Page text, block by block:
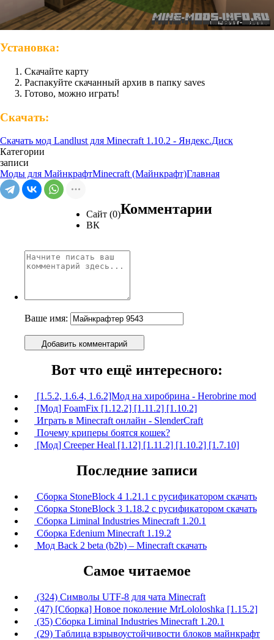
Установка:
Скачайте карту
Распакуйте скачанный архив в папку saves
Готово, можно играть!
Скачать:
Скачать мод Landlust для Minecraft 1.10.2 - Яндекс.Диск
Категории
записи
Моды для МайнкрафтMinecraft (Майнкрафт)Главная
Сайт (0)
ВК
Комментарии
Ваше имя:
Добавить комментарий
Вот что ещё интересного:
[1.5.2, 1.6.4, 1.6.2]Мод на хиробрина - Herobrine mod
[Мод] FoamFix [1.12.2] [1.11.2] [1.10.2]
Играть в Minecraft онлайн - SlenderCraft
Почему криперы боятся кошек?
[Мод] Creeper Heal [1.12] [1.11.2] [1.10.2] [1.7.10]
Последние записи
Сборка StoneBlock 4 1.21.1 с русификатором скачать
Сборка StoneBlock 3 1.18.2 с русификатором скачать
Сборка Liminal Industries Minecraft 1.20.1
Сборка Edenium Minecraft 1.19.2
Мод Back 2 beta (b2b) – Minecraft скачать
Самое читаемое
(324) Символы UTF-8 для чата Minecraft
(47) [Сборка] Новое поколение MrLololoshka [1.15.2]
(35) Сборка Liminal Industries Minecraft 1.20.1
(29) Таблица взрывоустойчивости блоков майнкрафт